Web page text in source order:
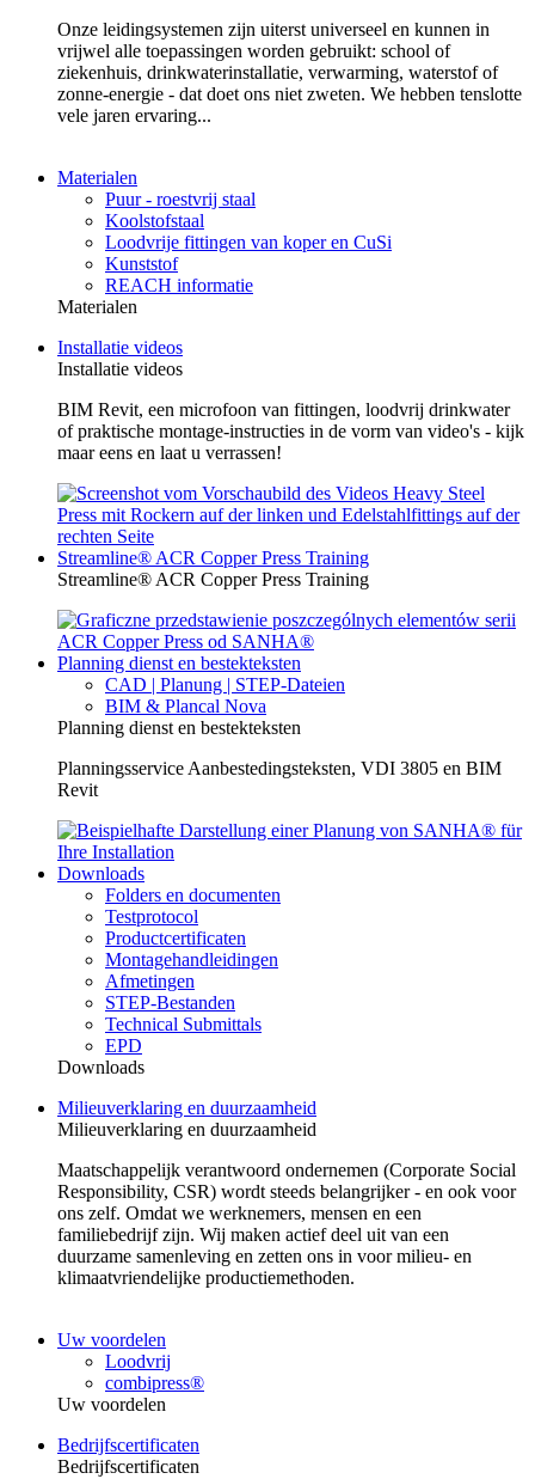
Onze leidingsystemen zijn uiterst universeel en kunnen in
vrijwel alle toepassingen worden gebruikt: school of
ziekenhuis, drinkwaterinstallatie, verwarming, waterstof of
zonne-energie - dat doet ons niet zweten. We hebben tenslotte
vele jaren ervaring...
Materialen
Puur - roestvrij staal
Koolstofstaal
Loodvrije fittingen van koper en CuSi
Kunststof
REACH informatie
Materialen
Installatie videos
Installatie videos
BIM Revit, een microfoon van fittingen, loodvrij drinkwater
of praktische montage-instructies in de vorm van video's - kijk
maar eens en laat u verrassen!
Streamline® ACR Copper Press Training
Streamline® ACR Copper Press Training
Planning dienst en bestekteksten
CAD | Planung | STEP-Dateien
BIM & Plancal Nova
Planning dienst en bestekteksten
Planningsservice Aanbestedingsteksten, VDI 3805 en BIM
Revit
Downloads
Folders en documenten
Testprotocol
Productcertificaten
Montagehandleidingen
Afmetingen
STEP-Bestanden
Technical Submittals
EPD
Downloads
Milieuverklaring en duurzaamheid
Milieuverklaring en duurzaamheid
Maatschappelijk verantwoord ondernemen (Corporate Social
Responsibility, CSR) wordt steeds belangrijker - en ook voor
ons zelf. Omdat we werknemers, mensen en een
familiebedrijf zijn. Wij maken actief deel uit van een
duurzame samenleving en zetten ons in voor milieu- en
klimaatvriendelijke productiemethoden.
Uw voordelen
Loodvrij
combipress®
Uw voordelen
Bedrijfscertificaten
Bedrijfscertificaten